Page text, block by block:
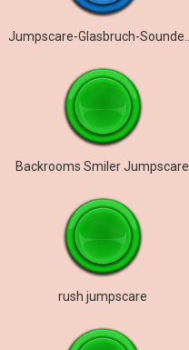
Backrooms Smiler Jumpscare
rush jumpscare